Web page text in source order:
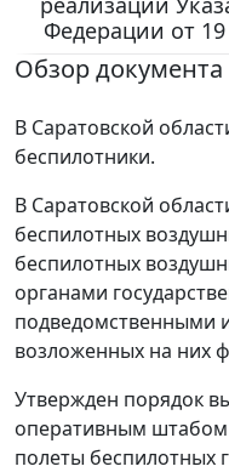
Федерации от 19
Обзор документа
В Саратовской
беспилотники.
В Саратовской
беспилотных
беспилотных
органами
подведомственными
возложенных на них
Утвержден порядок
оперативным штабом
полеты беспилотных